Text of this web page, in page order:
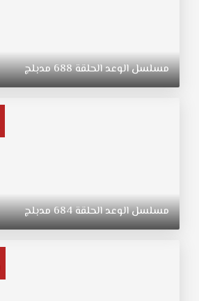
تبقى
"ريهان"
667
مدبلج
قصة
مسلسلالوعدالحلقة688مدبلج
مسلسلالوعدالحلقة684مدبلج